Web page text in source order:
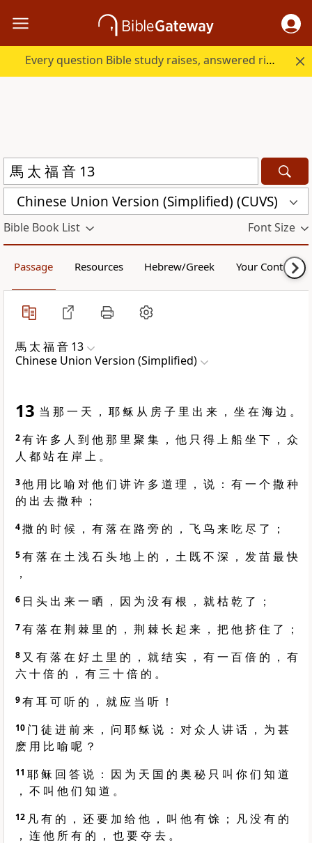
Every question Bible study raises, answered right here.
Chinese Union Version (Simplified) (CUVS)
Bible Book List Font Size
Passage Resources Hebrew/Greek Your Content
馬 太 福 音 13
Chinese Union Version (Simplified)
13 当 那 一 天 ， 耶 稣 从 房 子 里 出 来 ， 坐 在 海 边 。
2有 许 多 人 到 他 那 里 聚 集 ， 他 只 得 上 船 坐 下 ， 众
人 都 站 在 岸 上 。
3他 用 比 喻 对 他 们 讲 许 多 道 理 ， 说 ： 有 一 个 撒 种
的 出 去 撒 种 ；
4撒 的 时 候 ， 有 落 在 路 旁 的 ， 飞 鸟 来 吃 尽 了 ；
5有 落 在 土 浅 石 头 地 上 的 ， 土 既 不 深 ， 发 苗 最 快
，
6 日 头 出 来 一 晒 ， 因 为 没 有 根 ， 就 枯 乾 了 ；
7有 落 在 荆 棘 里 的 ， 荆 棘 长 起 来 ， 把 他 挤 住 了 ；
8 又 有 落 在 好 土 里 的 ， 就 结 实 ， 有 一 百 倍 的 ， 有
六 十 倍 的 ， 有 三 十 倍 的 。
9有 耳 可 听 的 ， 就 应 当 听 ！
10 门 徒 进 前 来 ， 问 耶 稣 说 ： 对 众 人 讲 话 ， 为 甚
麽 用 比 喻 呢 ？
11 耶 稣 回 答 说 ： 因 为 天 国 的 奥 秘 只 叫 你 们 知 道
， 不 叫 他 们 知 道 。
12 凡 有 的 ， 还 要 加 给 他 ， 叫 他 有 馀 ； 凡 没 有 的
， 连 他 所 有 的 ， 也 要 夺 去 。